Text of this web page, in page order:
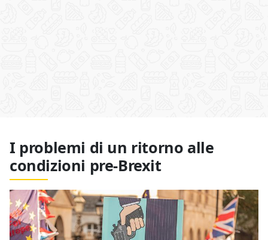
I problemi di un ritorno alle
condizioni pre-Brexit